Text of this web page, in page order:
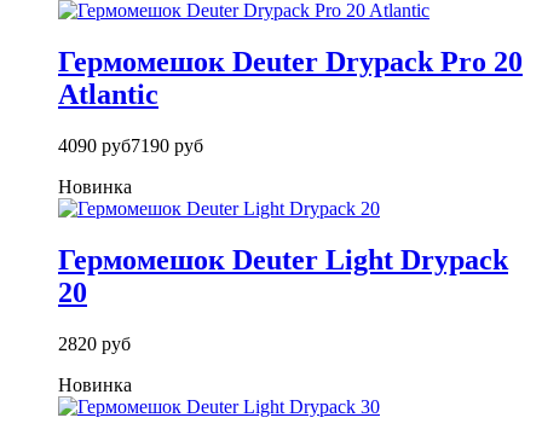
Гермомешок Deuter Drypack Pro 20
Atlantic
4090 руб7190 руб
Новинка
Гермомешок Deuter Light Drypack
20
2820 руб
Новинка